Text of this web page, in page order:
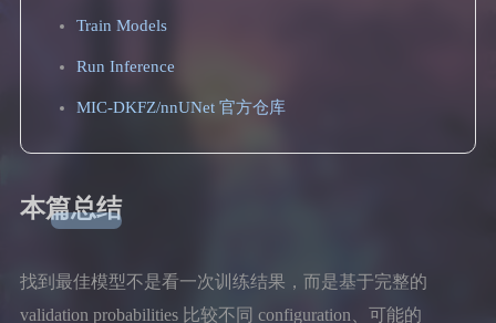
Train Models
Run Inference
MIC-DKFZ/nnUNet 官方仓库
本篇总结
找到最佳模型不是看一次训练结果，而是基于完整的
validation probabilities 比较不同 configuration、可能的